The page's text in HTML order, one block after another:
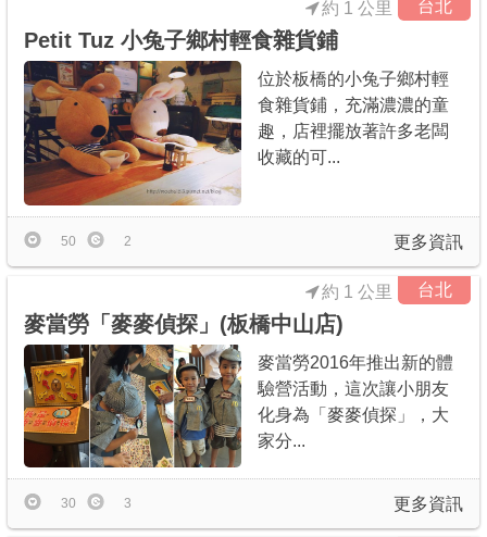
台北
Petit Tuz 小兔子鄉村輕食雜貨鋪
約 1 公里
位於板橋的小兔子鄉村輕
食雜貨鋪，充滿濃濃的童
趣，店裡擺放著許多老闆
收藏的可...
更多資訊
50 2
台北
麥當勞「麥麥偵探」(板橋中山店)
約 1 公里
麥當勞2016年推出新的體
驗營活動，這次讓小朋友
化身為「麥麥偵探」，大
家分...
更多資訊
30 3